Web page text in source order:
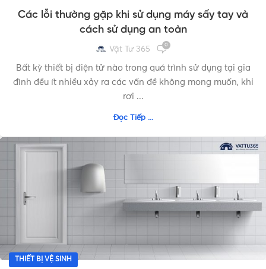
Các lỗi thường gặp khi sử dụng máy sấy tay và
cách sử dụng an toàn
Vật Tư 365 0
Bất kỳ thiết bị điện tử nào trong quá trình sử dụng tại gia
đình đều ít nhiều xảy ra các vấn đề không mong muốn, khi
rơi ...
Đọc Tiếp ...
THIẾT BỊ VỆ SINH